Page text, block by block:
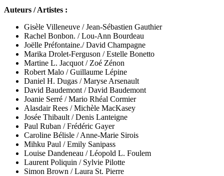
Auteurs / Artistes :
Gisèle Villeneuve / Jean-Sébastien Gauthier
Rachel Bonbon. / Lou-Ann Bourdeau
Joëlle Préfontaine./ David Champagne
Marika Drolet-Ferguson / Estelle Bonetto
Martine L. Jacquot / Zoé Zénon
Robert Malo / Guillaume Lépine
Daniel H. Dugas / Maryse Arsenault
David Baudemont / David Baudemont
Joanie Serré / Mario Rhéal Cormier
Alasdair Rees /Michèle MacKasey
Josée Thibault / Denis Lanteigne
Paul Ruban / Frédéric Gayer
Caroline Bélisle / Anne-Marie Sirois
Mihku Paul / Emily Sanipass
Louise Dandeneau /Léopold L. Foulem
Laurent Poliquin / Sylvie Pilotte
Simon Brown / Laura St. Pierre